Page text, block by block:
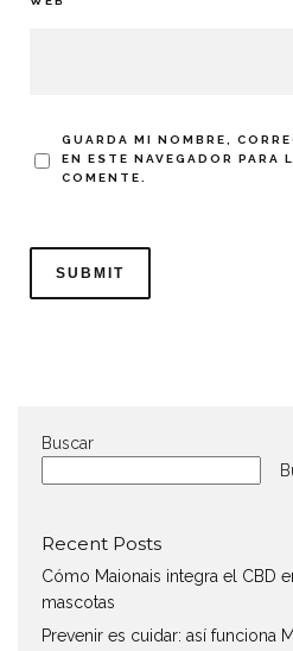
GUARDA MI NOMBRE,
EN ESTE NAVEGADOR PARA
COMENTE.
Buscar
Recent Posts
Cómo Maionais integra el CBD
mascotas
Prevenir es cuidar: así funciona